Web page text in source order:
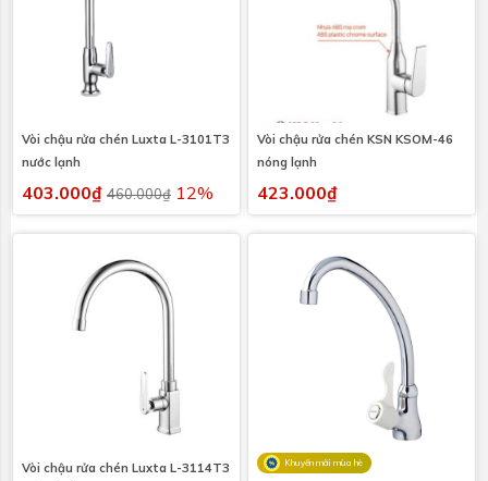
Vòi chậu rửa chén Luxta L-3101T3
nước lạnh
403.000₫ 460.000₫ 12%
Vòi chậu rửa chén KSN KSOM-46
nóng lạnh
423.000₫
Vòi chậu rửa chén Luxta L-3114T3
Khuyến mãi mùa hè